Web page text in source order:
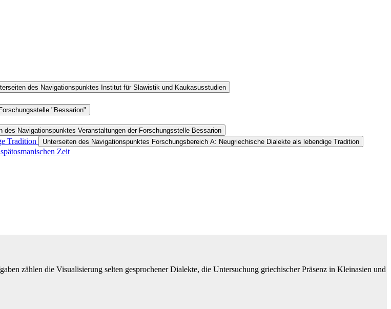
des Navigationspunktes Institut für Slawistik und Kaukasusstudien
"Bessarion"
des Navigationspunktes Veranstaltungen der Forschungsstelle Bessarion
Tradition Unterseiten des Navigationspunktes Forschungsbereich A: Neugriechische Dialekte als lebendige Tradition
Zeit
zählen die Visualisierung selten gesprochener Dialekte, die Untersuchung griechischer Präsenz in Kleinasien und